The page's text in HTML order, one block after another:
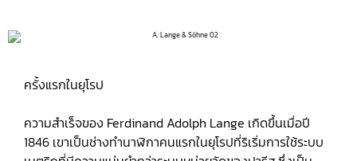
ครั้งแรกในยุโรป
ความสำเร็จของ Ferdinand Adolph Lange เกิดขึ้นเมื่อปี
1846 เขาเป็นช่างทำนาฬิกาคนแรกในยุโรปที่ริเริ่มการใช้ระบบ